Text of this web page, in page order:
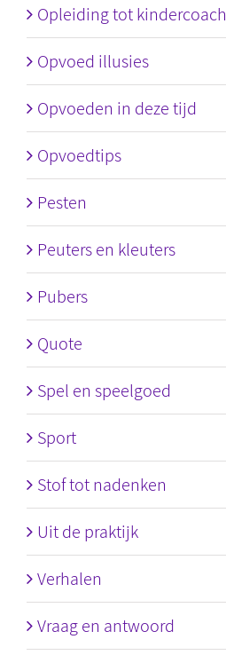
Opleiding tot kindercoach
Opvoed illusies
Opvoeden in deze tijd
Opvoedtips
Pesten
Peuters en kleuters
Pubers
Quote
Spel en speelgoed
Sport
Stof tot nadenken
Uit de praktijk
Verhalen
Vraag en antwoord